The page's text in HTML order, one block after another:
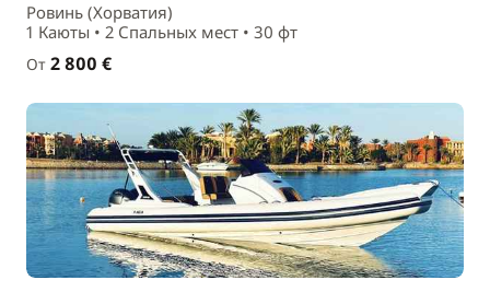
Ровинь (Хорватия)
1 Каюты • 2 Спальныx мест • 30 фт
От 2 800 €